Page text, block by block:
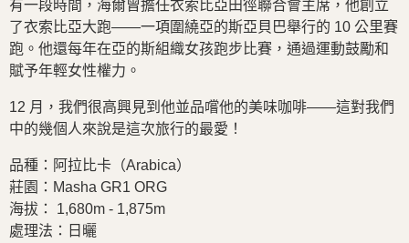
有一段時間，海爾曾擔任衣索比亞田徑聯合會主席，他創立
了衣索比亞大跑——一項圍繞亞的斯亞貝巴舉行的 10 公里賽
跑。他還每年在亞的斯組織女孩跑步比賽，通過運動鼓勵和
賦予年輕女性權力。
12 月，我們很高興見到他並品嚐他的美味咖啡——這對我們
中的幾個人來說是這次旅行的最愛！
品種：阿拉比卡（Arabica）
莊園：Masha GR1 ORG
海拔： 1,680m - 1,875m
處理法：日曬